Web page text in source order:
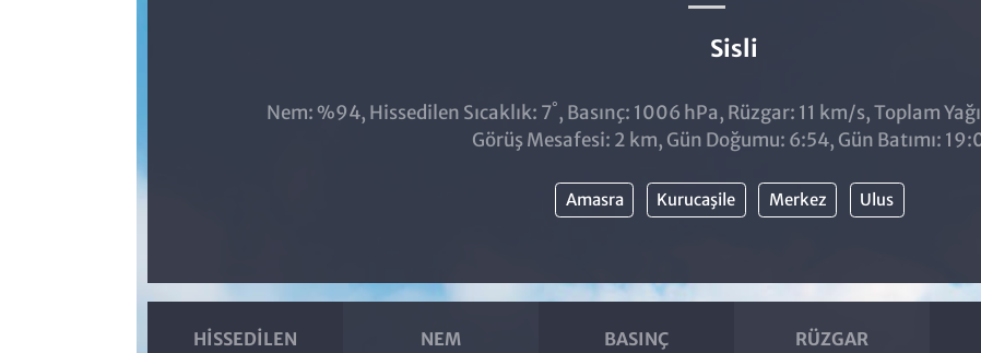
Sisli
Nem: %94, Hissedilen Sıcaklık: 7°, Basınç: 1006 hPa, Rüzgar: 11 km/s, Toplam
Görüş Mesafesi: 2 km, Gün Doğumu: 6:54, Gün Batımı:
Amasra Kurucaşile Merkez Ulus
HISSEDILEN NEM BASINÇ RÜZGAR